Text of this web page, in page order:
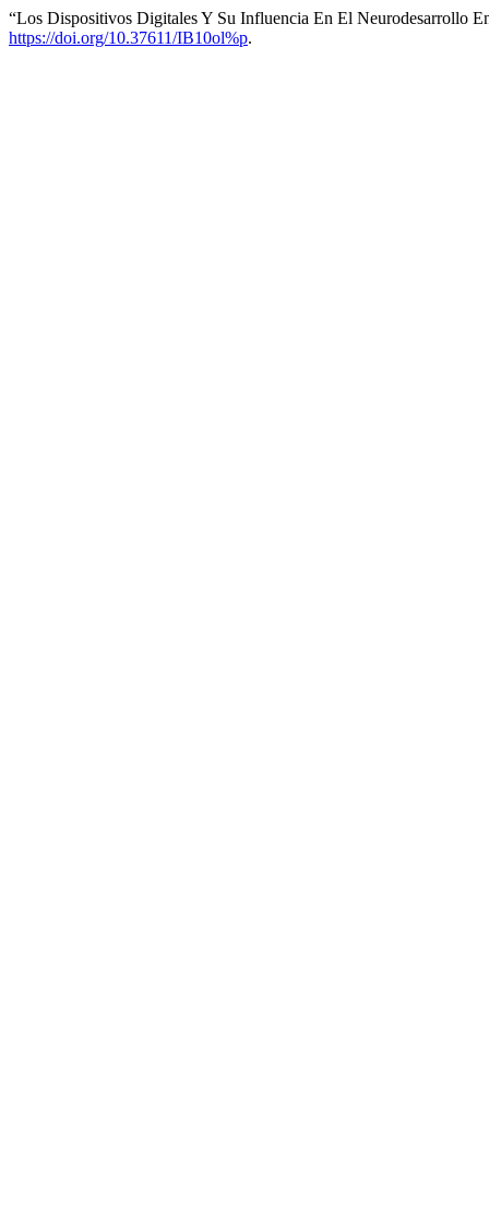
“Los Dispositivos Digitales Y Su Influencia En El Neurodesarrollo
https://doi.org/10.37611/IB10ol%p.